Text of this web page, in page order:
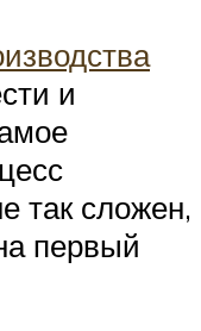
и
так сложен,
первый